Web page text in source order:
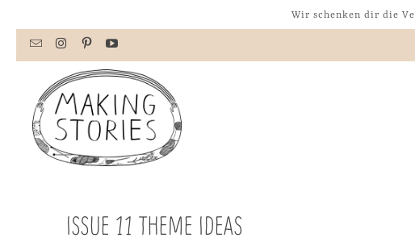
Wir schenken dir die
ISSUE 11 THEME IDEAS